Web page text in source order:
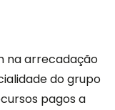
na arrecadação
do grupo
pagos a